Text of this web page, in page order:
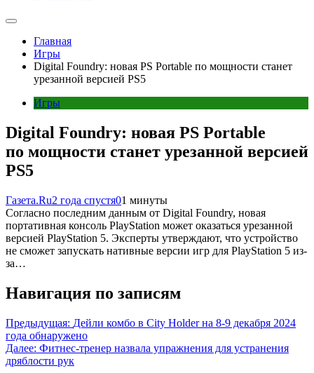
Главная
Игры
Digital Foundry: новая PS Portable по мощности станет
урезанной версией PS5
Игры
Digital Foundry: новая PS Portable
по мощности станет урезанной версией
PS5
Газета.Ru2 года спустя01 минуты
Согласно последним данным от Digital Foundry, новая
портативная консоль PlayStation может оказаться урезанной
версией PlayStation 5. Эксперты утверждают, что устройство
не сможет запускать нативные версии игр для PlayStation 5 из-
за…
Навигация по записям
Предыдущая: Дейли комбо в City Holder на 8-9 декабря 2024
года обнаружено
Далее: Фитнес-тренер назвала упражнения для устранения
дряблости рук